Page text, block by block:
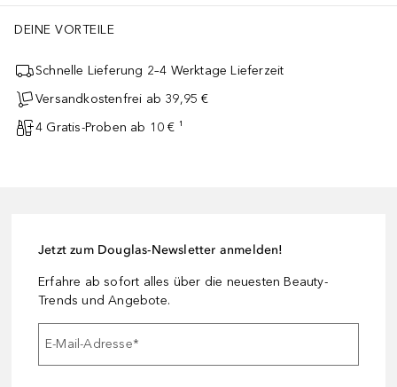
DEINE VORTEILE
Schnelle Lieferung 2–4 Werktage Lieferzeit
Versandkostenfrei ab 39,95 €
4 Gratis-Proben ab 10 € ¹
Jetzt zum Douglas-Newsletter anmelden!
Erfahre ab sofort alles über die neuesten Beauty-
Trends und Angebote.
E-Mail-Adresse*